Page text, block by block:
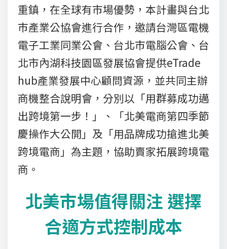
重鎮，在全球有市場優勢，本計畫與台北
市產業公協會進行合作，邀請台灣區電機
電子工業同業公會、台北市電腦公會、台
北市內湖科技園區發展協會提供eTrade
hub產業發展中心顧問資源，並共同主辦
商機整合說明會，分別以「用群募成功邁
出跨境第一步！」、「北美電商第四季節
慶操作大公開」及「用品牌成功搶進北美
跨境電商」為主題，協助賣家拓展跨境電
商。
北美市場值得關注 選擇
合適方式控制成本